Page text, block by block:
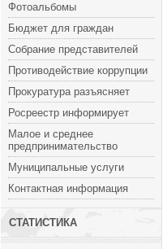
Фотоальбомы
Бюджет для граждан
Собрание представителей
Противодействие коррупции
Прокуратура разъясняет
Росреестр информирует
Малое и среднее
предпринимательство
Муниципальные услуги
Контактная информация
СТАТИСТИКА